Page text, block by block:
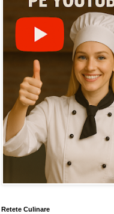
Retete Culinare